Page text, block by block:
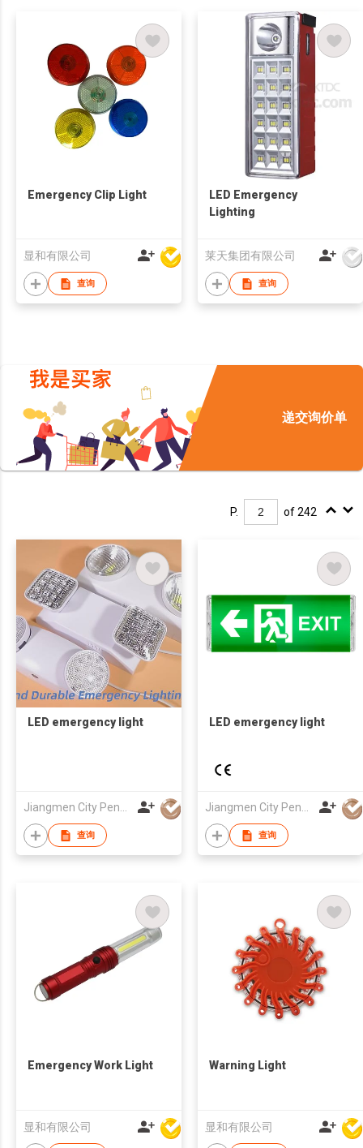
Emergency Clip Light
显和有限公司
查询
LED Emergency
Lighting
莱天集团有限公司
查询
递交询价单
P. of 242
LED emergency light
Jiangmen City Pengjiang District Qihui Lighting Electrical Appliances Co., Ltd.
查询
LED emergency light
Jiangmen City Pengjiang District Qihui Lighting Electrical Appliances Co., Ltd.
查询
Emergency Work Light
显和有限公司
Warning Light
显和有限公司